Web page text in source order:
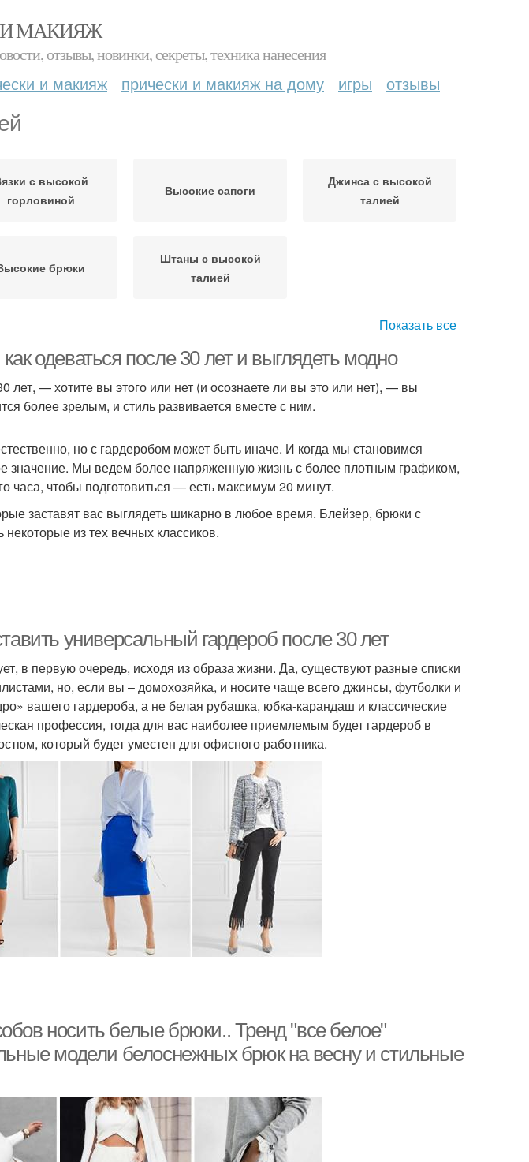
МАКИЯЖ
отзывы, новинки, секреты, техника нанесения
и макияж прически и макияж на дому игры отзывы
с высокой
горловиной
Высокие сапоги
Джинса с высокой
талией
брюки
Штаны с высокой
талией
Показать все
одеваться после 30 лет и выглядеть модно
лет, — хотите вы этого или нет (и осознаете ли вы это или нет), — вы
более зрелым, и стиль развивается вместе с ним.
но с гардеробом может быть иначе. И когда мы становимся
значение. Мы ведем более напряженную жизнь с более плотным графиком,
часа, чтобы подготовиться — есть максимум 20 минут.
заставят вас выглядеть шикарно в любое время. Блейзер, брюки с
из тех вечных классиков.
универсальный гардероб после 30 лет
в первую очередь, исходя из образа жизни. Да, существуют разные списки
но, если вы – домохозяйка, и носите чаще всего джинсы, футболки и
вашего гардероба, а не белая рубашка, юбка-карандаш и классические
профессия, тогда для вас наиболее приемлемым будет гардероб в
который будет уместен для офисного работника.
носить белые брюки.. Тренд "все белое"
модели белоснежных брюк на весну и стильные